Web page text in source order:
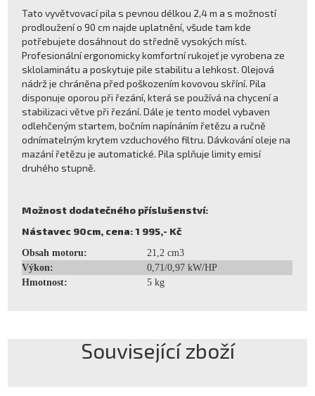
Tato vyvětvovací pila s pevnou délkou 2,4 m a s možností
prodloužení o 90 cm najde uplatnění, všude tam kde
potřebujete dosáhnout do středně vysokých míst.
Profesionální ergonomicky komfortní rukojeť je vyrobena ze
sklolaminátu a poskytuje pile stabilitu a lehkost. Olejová
nádrž je chráněna před poškozením kovovou skříní. Pila
disponuje oporou při řezání, která se používá na chycení a
stabilizaci větve při řezání. Dále je tento model vybaven
odlehčeným startem, bočním napínáním řetězu a ručně
odnímatelným krytem vzduchového filtru. Dávkování oleje na
mazání řetězu je automatické. Pila splňuje limity emisí
druhého stupně.
Možnost dodatečného příslušenství:
Nástavec 90cm, cena: 1 995,- Kč
Obsah motoru:
21,2 cm3
Výkon:
0,71/0,97 kW/HP
Hmotnost:
5 kg
Související zboží